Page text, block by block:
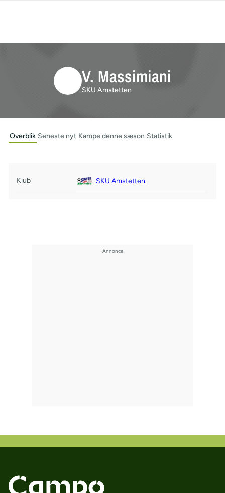
V. Massimiani
SKU Amstetten
Overblik Seneste nyt Kampe denne sæson Statistik
Klub SKU Amstetten